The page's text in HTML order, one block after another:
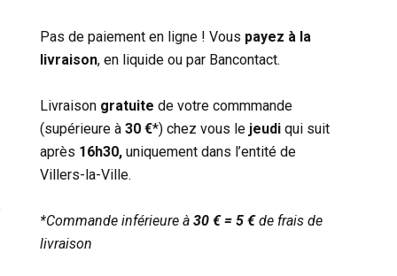
Pas de paiement en ligne ! Vous payez à la
livraison, en liquide ou par Bancontact.
Livraison gratuite de votre commmande
(supérieure à 30 €*) chez vous le jeudi qui suit
après 16h30, uniquement dans l’entité de
Villers-la-Ville.
*Commande inférieure à 30 € = 5 €de frais de
livraison